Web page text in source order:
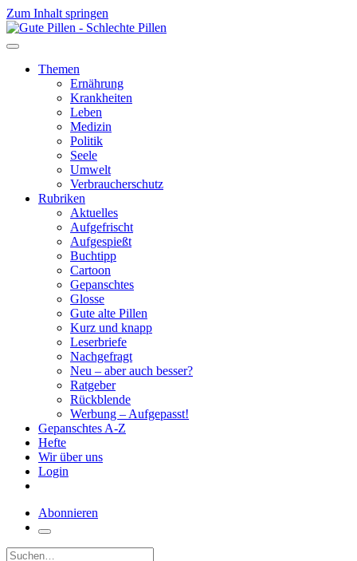
Zum Inhalt springen
Themen
Ernährung
Krankheiten
Leben
Medizin
Politik
Seele
Umwelt
Verbraucherschutz
Rubriken
Aktuelles
Aufgefrischt
Aufgespießt
Buchtipp
Cartoon
Gepanschtes
Glosse
Gute alte Pillen
Kurz und knapp
Leserbriefe
Nachgefragt
Neu – aber auch besser?
Ratgeber
Rückblende
Werbung – Aufgepasst!
Gepanschtes A-Z
Hefte
Wir über uns
Login
Abonnieren
Suche: